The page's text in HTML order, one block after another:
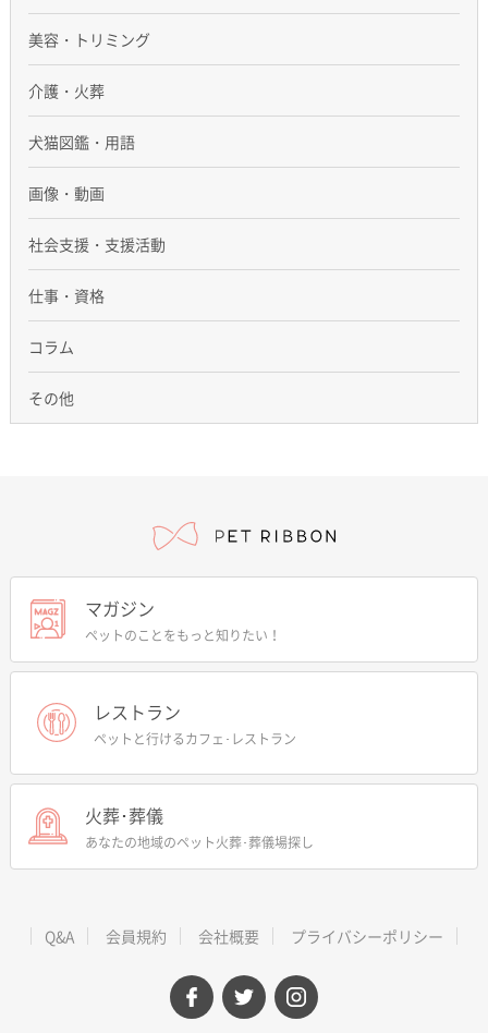
美容・トリミング
介護・火葬
犬猫図鑑・用語
画像・動画
社会支援・支援活動
仕事・資格
コラム
その他
マガジン
ペットのことをもっと知りたい！
レストラン
ペットと行けるカフェ･レストラン
火葬･葬儀
あなたの地域のペット火葬･葬儀場探し
Q&A 会員規約 会社概要 プライバシーポリシー
facebooktwitterinstagram